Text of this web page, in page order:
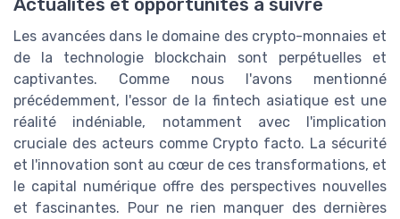
Les avancées dans le domaine des crypto-monnaies et
de la technologie blockchain sont perpétuelles et
captivantes. Comme nous l'avons mentionné
précédemment, l'essor de la fintech asiatique est une
réalité indéniable, notamment avec l'implication
cruciale des acteurs comme Crypto facto. La sécurité
et l'innovation sont au cœur de ces transformations, et
le capital numérique offre des perspectives nouvelles
et fascinantes. Pour ne rien manquer des dernières